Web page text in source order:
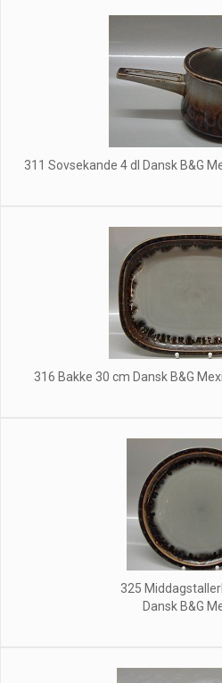
311 Sovsekande 4 dl Dansk B&G
316 Bakke 30 cm Dansk B&G
325
Dansk B&G